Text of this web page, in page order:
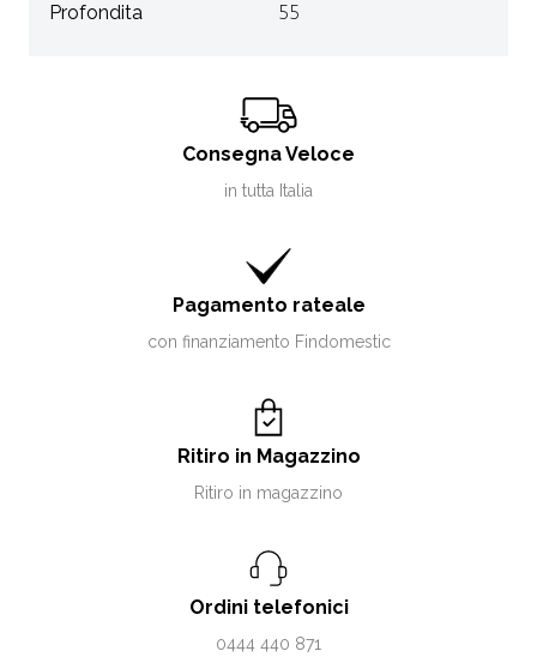
Profondita 55
Consegna Veloce
in tutta Italia
Pagamento rateale
con finanziamento Findomestic
Ritiro in Magazzino
Ritiro in magazzino
Ordini telefonici
0444 440 871